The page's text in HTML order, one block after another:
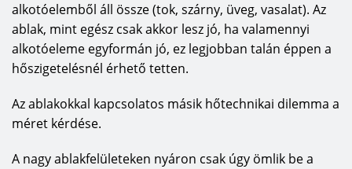
alkotóelemből áll össze (tok, szárny, üveg, vasalat). Az
ablak, mint egész csak akkor lesz jó, ha valamennyi
alkotóeleme egyformán jó, ez legjobban talán éppen a
hőszigetelésnél érhető tetten.
Az ablakokkal kapcsolatos másik hőtechnikai dilemma a
méret kérdése.
A nagy ablakfelületeken nyáron csak úgy ömlik be a